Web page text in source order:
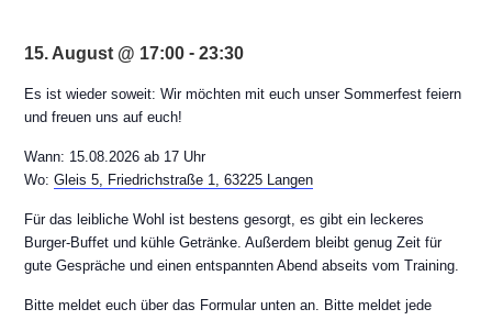
15. August @ 17:00 -23:30
Es ist wieder soweit: Wir möchten mit euch unser Sommerfest feiern
und freuen uns auf euch!
Wann: 15.08.2026 ab 17 Uhr
Wo:Gleis 5, Friedrichstraße 1, 63225 Langen
Für das leibliche Wohl ist bestens gesorgt, es gibt ein leckeres
Burger-Buffet und kühle Getränke. Außerdem bleibt genug Zeit für
gute Gespräche und einen entspannten Abend abseits vom Training.
Bitte meldet euch über das Formular unten an. Bitte meldet jede